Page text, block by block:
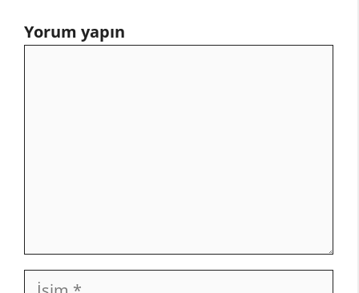
Yorum yapın
İsim